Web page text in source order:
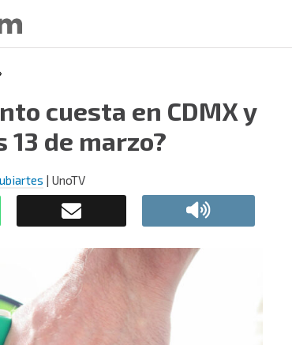
cuesta en CDMX y
de marzo?
| UnoTV